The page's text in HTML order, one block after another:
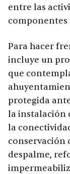
entre las
componentes
Para hacer
incluye un
que
protegida
la instalación
la
conservación
despalme,